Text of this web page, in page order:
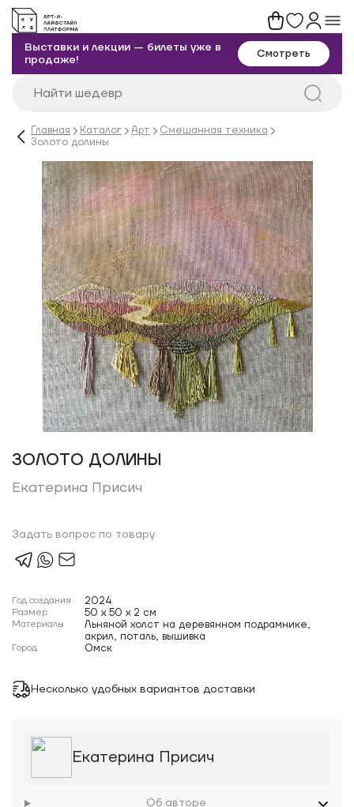
Выставки и лекции — билеты уже в
продаже!
Смотреть
Главная Каталог Арт
Смешанная техника
Золото долины
ЗОЛОТО ДОЛИНЫ
Екатерина Присич
Задать вопрос по товару
Год создания 2024
Размер 50 x 50 x 2 см
Материалы
Льняной холст на деревянном подрамнике,
акрил, поталь, вышивка
Город Омск
Несколько удобных вариантов доставки
Екатерина Присич
Об авторе